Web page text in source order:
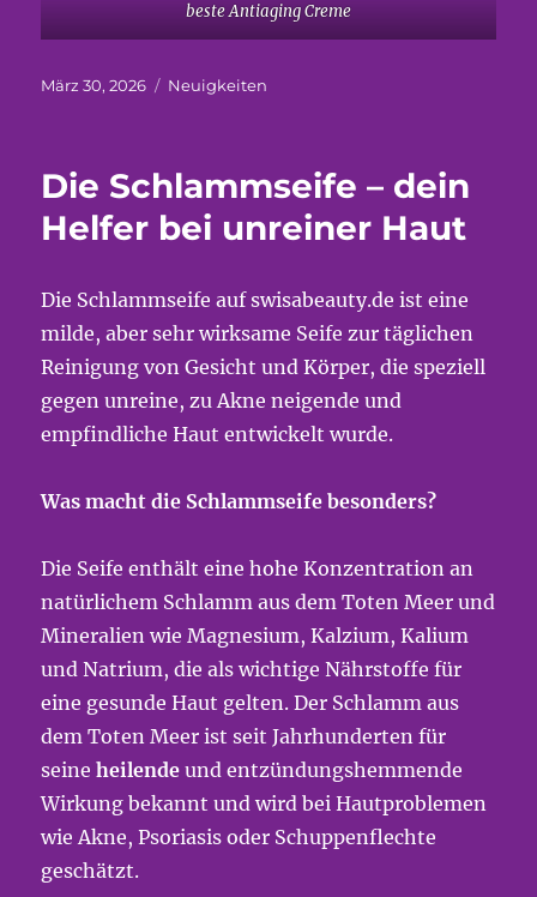
beste Antiaging Creme
Veröffentlicht
März 30, 2026 Kategorien
Neuigkeiten
Die Schlammseife – dein
Helfer bei unreiner Haut
Die Schlammseife auf swisabeauty.de ist eine
milde, aber sehr wirksame Seife zur täglichen
Reinigung von Gesicht und Körper, die speziell
gegen unreine, zu Akne neigende und
empfindliche Haut entwickelt wurde.
Was macht die Schlammseife besonders?
Die Seife enthält eine hohe Konzentration an
natürlichem Schlamm aus dem Toten Meer und
Mineralien wie Magnesium, Kalzium, Kalium
und Natrium, die als wichtige Nährstoffe für
eine gesunde Haut gelten. Der Schlamm aus
dem Toten Meer ist seit Jahrhunderten für
seineheilende und entzündungshemmende
Wirkung bekannt und wird bei Hautproblemen
wie Akne, Psoriasis oder Schuppenflechte
geschätzt.